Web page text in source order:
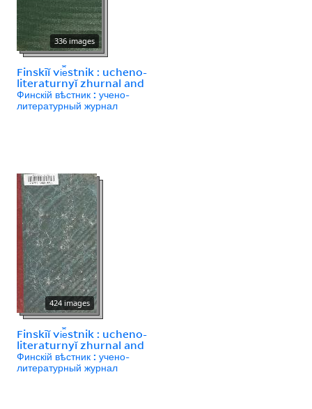
336 images
Finskīĭ vi︠e︡stnik : ucheno-
literaturnyĭ zhurnal and
Финскій вѣстник : учено-
литературный журнал
424 images
Finskīĭ vi︠e︡stnik : ucheno-
literaturnyĭ zhurnal and
Финскій вѣстник : учено-
литературный журнал